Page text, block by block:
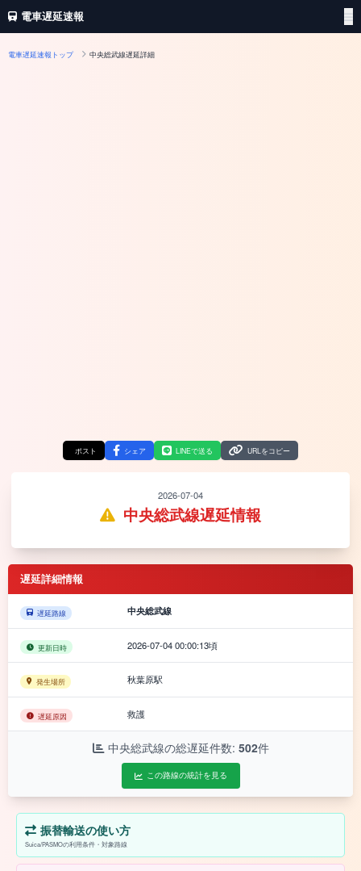
電車遅延速報
電車遅延速報トップ 中央総武線遅延詳細
ポスト シェア LINEで送る URLをコピー
2026-07-04
中央総武線遅延情報
遅延詳細情報
遅延路線 中央総武線
更新日時 2026-07-04 00:00:13頃
発生場所 秋葉原駅
遅延原因 救護
中央総武線の総遅延件数: 502件
この路線の統計を見る
振替輸送の使い方
Suica/PASMOの利用条件・対象路線